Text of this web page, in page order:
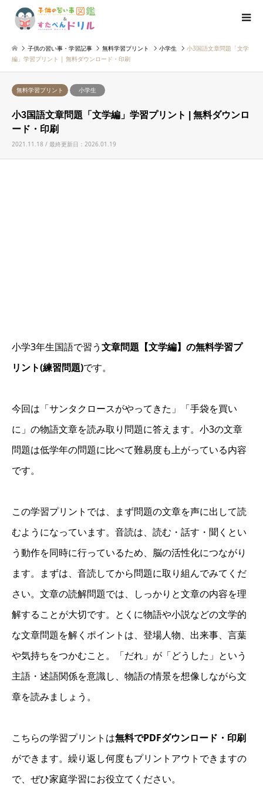
子供の習い事・学習記事 無料学習プリント 小学生
小3国語文章問題「文学
編」学習プリント | 無料ダウンロード・印刷
無料学習プリント 小学生
小3国語文章問題「文学編」学習プリント | 無料ダウンロ
ード・印刷
2021.11.18 / 最終更新日：2026.01.19
小学3年生国語で習う文章問題【文学編】の無料学習プ
リント(練習問題)です。
今回は「サンタクロースがやってきた」「手袋を買い
に」の物語文章を読み取り問題に答えます。小3の文章
問題は低学年の問題に比べて難易度も上がっている内容
です。
この学習プリントでは、まず問題の文章を声に出して読
むようになっています。音読は、読む・話す・聞くとい
う動作を同時に行っているため、脳の活性化につながり
ます。まずは、音読してから問題に取り組んでみてくだ
さい。文章の読解問題では、しっかりと文章の内容を理
解することが大切です。とくに物語や小説などの文学的
な文章問題を解くポイントは、登場人物、出来事、言葉
や気持ちをつかむこと。「だれ」が「どうした」という
主語・述語関係を意識し、物語の情景を想像しながら文
章を読みましょう。
こちらの学習プリントは無料でPDFダウンロード・印刷
ができます。繰り返し何度もプリントアウトできますの
で、ぜひ家庭学習にお役立てください。